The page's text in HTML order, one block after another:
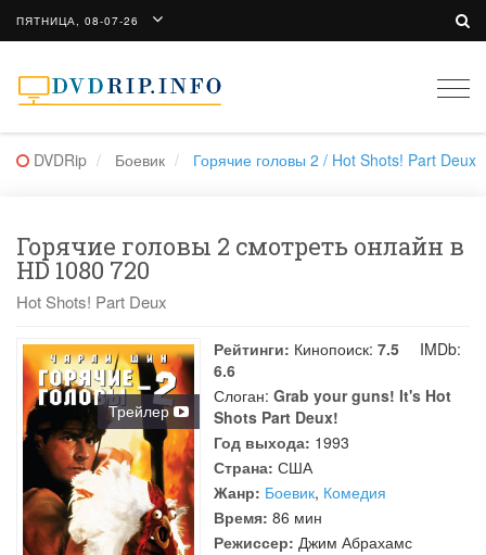
ПЯТНИЦА, 08-07-26
DVDRip Боевик Горячие головы 2 / Hot Shots! Part Deux
Горячие головы 2 смотреть онлайн в
HD 1080 720
Hot Shots! Part Deux
Трейлер
Рейтинги: Кинопоиск: 7.5
IMDb:
6.6
Слоган: Grab your guns! It's Hot
Shots Part Deux!
Год выхода: 1993
Страна: США
Жанр: Боевик, Комедия
Время: 86 мин
Режиссер: Джим Абрахамс